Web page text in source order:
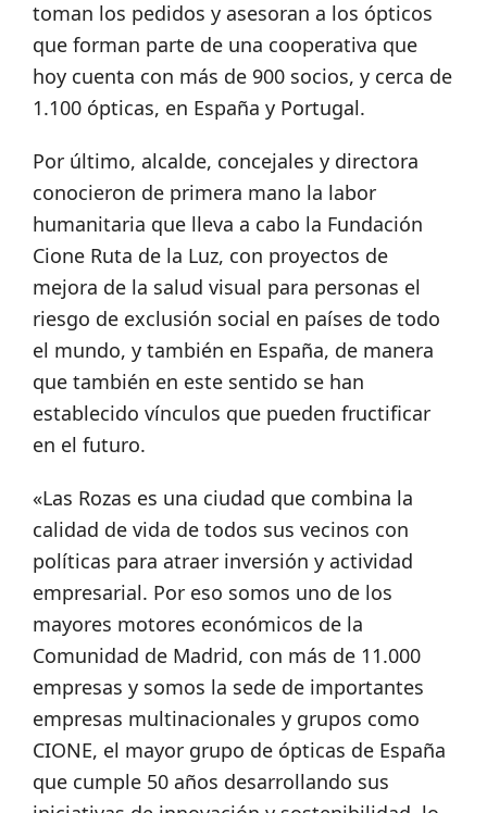
toman los pedidos y asesoran a los ópticos
que forman parte de una cooperativa que
hoy cuenta con más de 900 socios, y cerca de
1.100 ópticas, en España y Portugal.
Por último, alcalde, concejales y directora
conocieron de primera mano la labor
humanitaria que lleva a cabo la Fundación
Cione Ruta de la Luz, con proyectos de
mejora de la salud visual para personas el
riesgo de exclusión social en países de todo
el mundo, y también en España, de manera
que también en este sentido se han
establecido vínculos que pueden fructificar
en el futuro.
«Las Rozas es una ciudad que combina la
calidad de vida de todos sus vecinos con
políticas para atraer inversión y actividad
empresarial. Por eso somos uno de los
mayores motores económicos de la
Comunidad de Madrid, con más de 11.000
empresas y somos la sede de importantes
empresas multinacionales y grupos como
CIONE, el mayor grupo de ópticas de España
que cumple 50 años desarrollando sus